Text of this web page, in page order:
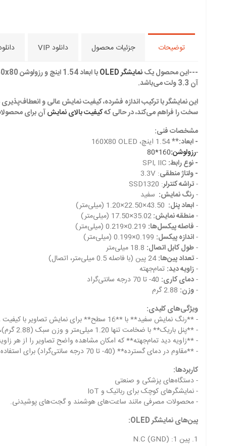
توضیحات جزئیات محصول دانلود VIP
---این محصول یکنمایشگر OLED با ابعاد 1.54 اینچ و رزولوشن 160x80 پیکسل است که از تراشه کنترلر **SSD1320** بهره می‌برد. نمایشگر با رابط‌های متنوعی از جمله **
آن 3.3 ولت می‌باشد.
این نمایشگر با ترکیب اندازه فشرده، کیفیت نمایش عالی و
سخت را فراهم می‌کند، در حالی کهکیفیت بالای نمایشآن برای
مشخصات فنی:
- ابعاد:**1.54 اینچ، 160X80 OLED
-رزولوشن:160*80
- نوع رابط: SPI, IIC
- ولتاژ منطقی: 3.3V
-تراشه کنترلر: SSD1320
-رنگ نمایش: سفید
-ابعاد پنل:
-منطقه نمایش:35.02×17.50 (میلی‌متر)
- فاصله پیکسل‌ها:
-اندازه پیکسل:
-طول کابل اتصال:
-تعداد پین‌ها:24 پین (با فاصله 0.5 میلی‌متر، اتصال)
-زاویه دید: تمام‌جهته
-دمای کاری:
-وزن:
ویژگی‌های کلیدی:
- **رنگ نمایش سفید** با **16 سطح** برای نمایش تصاویر با کیفیت و کنتراست بالا.
- **پنل باریک** با ضخامت تنها 1.20 میلی‌متر و وزن سبک (2.88 گرم)، مناسب برای پروژه‌های قابل حمل و کم‌مصرف.
- **زاویه دید تمام‌جهته** که امکان مشاهده واضح تصاویر را از هر
- **مقاوم در دمای گسترده** (40- تا 70 درجه سانتی‌گراد) برای استفاده در محیط‌های صنعتی و بیرونی.
کاربردها:
- دستگاه‌های پزشکی و صنعتی
- نمایشگرهای کوچک برای رباتیک و IoT
- محصولات مصرفی مانند ساعت‌های هوشمند و گجت‌های پوشیدنی.
پین‌های نمایشگر OLED:
1. پین 1: N.C (GND)